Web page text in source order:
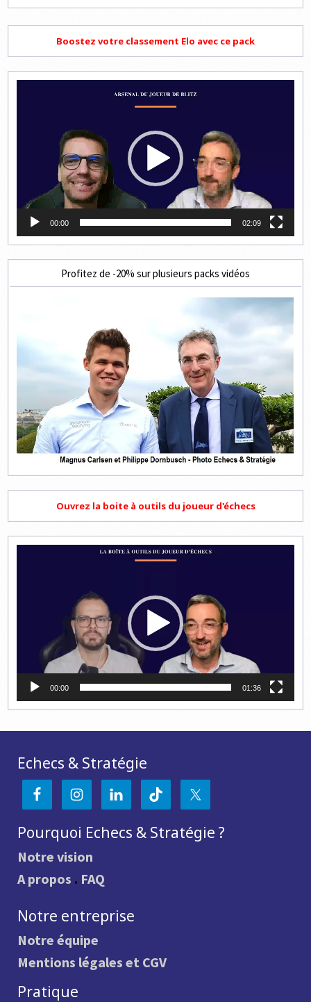
Boostez votre classement Elo avec ce pack
00:00 02:09
Profitez de -20% sur plusieurs packs vidéos
Ouvrez la boite à outils du joueur d'échecs
00:00 01:36
Echecs & Stratégie
Pourquoi Echecs & Stratégie ?
Notre vision
A propos . FAQ
Notre entreprise
Notre équipe
Mentions légales et CGV
Pratique